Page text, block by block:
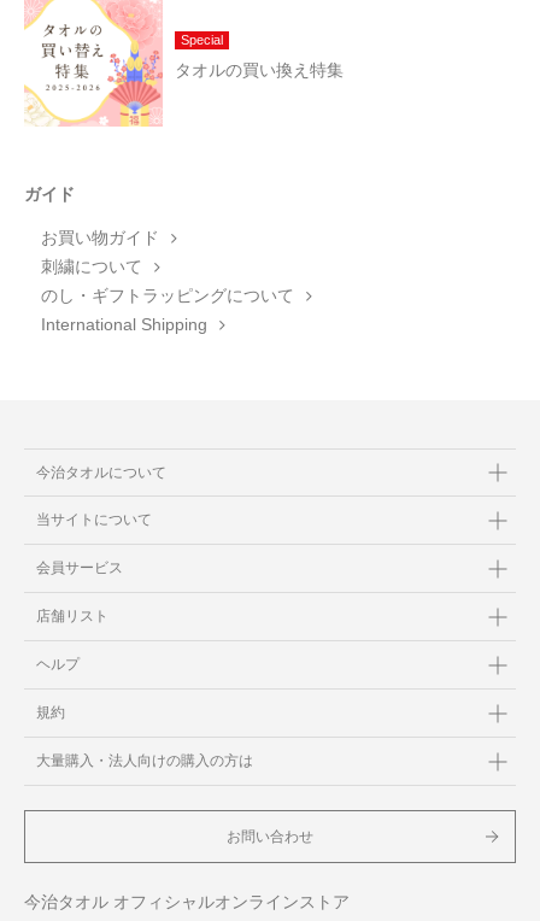
Special
タオルの買い換え特集
ガイド
お買い物ガイド
刺繍について
のし・ギフトラッピングについて
International Shipping
今治タオルについて
当サイトについて
会員サービス
店舗リスト
ヘルプ
規約
大量購入・法人向けの購入の方は
お問い合わせ
今治タオル オフィシャルオンラインストア